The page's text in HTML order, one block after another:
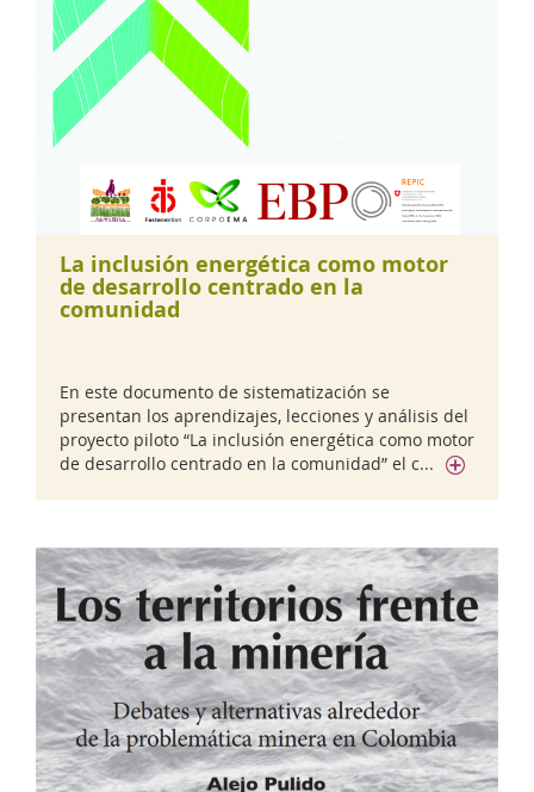
La inclusión energética como motor
de desarrollo centrado en la
comunidad
En este documento de sistematización se
presentan los aprendizajes, lecciones y análisis del
proyecto piloto “La inclusión energética como motor
de desarrollo centrado en la comunidad” el c...